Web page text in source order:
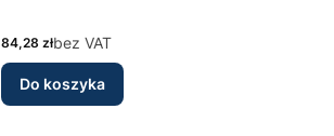
Cena
84,28 złbez VAT
Do koszyka